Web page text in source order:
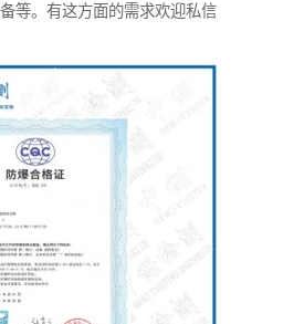
等。有这方面的需求欢迎私信